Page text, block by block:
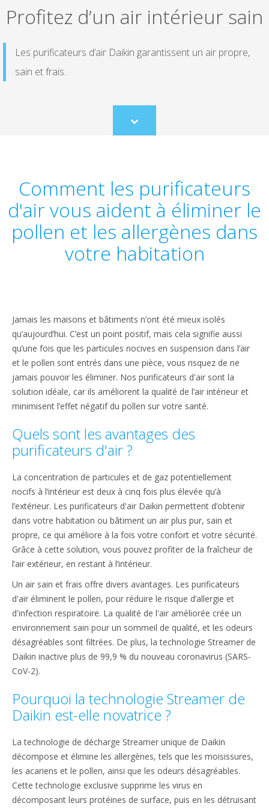
Profitez d’un air intérieur sain
Les purificateurs d’air Daikin garantissent un air propre,
sain et frais.
Scroll
to
Comment les purificateurs
d'air vous aident à éliminer le
pollen et les allergènes dans
votre habitation
Jamais les maisons et bâtiments n’ont été mieux isolés
qu’aujourd’hui. C’est un point positif, mais cela signifie aussi
qu’une fois que les particules nocives en suspension dans l’air
et le pollen sont entrés dans une pièce, vous risquez de ne
jamais pouvoir les éliminer. Nos purificateurs d'air sont la
solution idéale, car ils améliorent la qualité de l’air intérieur et
minimisent l’effet négatif du pollen sur votre santé.
Quels sont les avantages des
purificateurs d'air ?
La concentration de particules et de gaz potentiellement
nocifs à l’intérieur est deux à cinq fois plus élevée qu’à
l’extérieur. Les purificateurs d'air Daikin permettent d’obtenir
dans votre habitation ou bâtiment un air plus pur, sain et
propre, ce qui améliore à la fois votre confort et votre sécurité.
Grâce à cette solution, vous pouvez profiter de la fraîcheur de
l’air extérieur, en restant à l’intérieur.
Un air sain et frais offre divers avantages. Les purificateurs
d'air éliminent le pollen, pour réduire le risque d’allergie et
d'infection respiratoire. La qualité de l'air améliorée crée un
environnement sain pour un sommeil de qualité, et les odeurs
désagréables sont filtrées. De plus, la technologie Streamer de
Daikin inactive plus de 99,9 % du nouveau coronavirus (SARS-
CoV-2).
Pourquoi la technologie Streamer de
Daikin est-elle novatrice ?
La technologie de décharge Streamer unique de Daikin
décompose et élimine les allergènes, tels que les moisissures,
les acariens et le pollen, ainsi que les odeurs désagréables.
Cette technologie exclusive supprime les virus en
décomposant leurs protéines de surface, puis en les détruisant